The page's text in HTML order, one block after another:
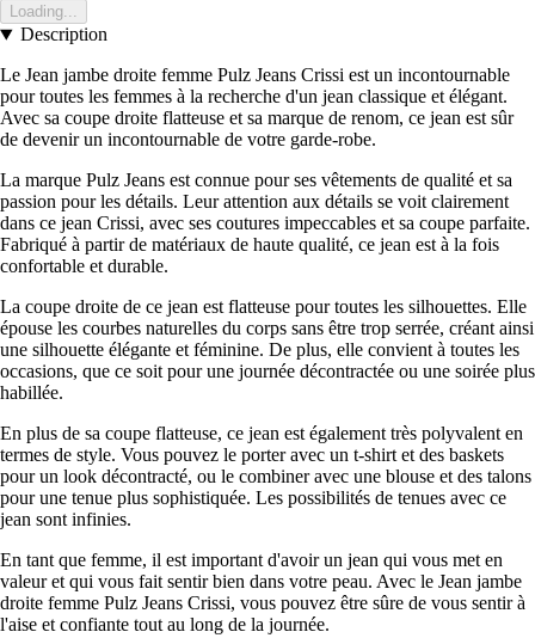
Loading...
Description
Le Jean jambe droite femme Pulz Jeans Crissi est un incontournable
pour toutes les femmes à la recherche d'un jean classique et élégant.
Avec sa coupe droite flatteuse et sa marque de renom, ce jean est sûr
de devenir un incontournable de votre garde-robe.
La marque Pulz Jeans est connue pour ses vêtements de qualité et sa
passion pour les détails. Leur attention aux détails se voit clairement
dans ce jean Crissi, avec ses coutures impeccables et sa coupe parfaite.
Fabriqué à partir de matériaux de haute qualité, ce jean est à la fois
confortable et durable.
La coupe droite de ce jean est flatteuse pour toutes les silhouettes. Elle
épouse les courbes naturelles du corps sans être trop serrée, créant ainsi
une silhouette élégante et féminine. De plus, elle convient à toutes les
occasions, que ce soit pour une journée décontractée ou une soirée plus
habillée.
En plus de sa coupe flatteuse, ce jean est également très polyvalent en
termes de style. Vous pouvez le porter avec un t-shirt et des baskets
pour un look décontracté, ou le combiner avec une blouse et des talons
pour une tenue plus sophistiquée. Les possibilités de tenues avec ce
jean sont infinies.
En tant que femme, il est important d'avoir un jean qui vous met en
valeur et qui vous fait sentir bien dans votre peau. Avec le Jean jambe
droite femme Pulz Jeans Crissi, vous pouvez être sûre de vous sentir à
l'aise et confiante tout au long de la journée.